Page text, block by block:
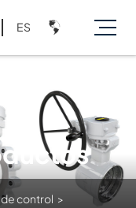
ES
de control >